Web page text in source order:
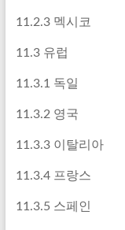
11.2.3 멕시코
11.3 유럽
11.3.1 독일
11.3.2 영국
11.3.3 이탈리아
11.3.4 프랑스
11.3.5 스페인